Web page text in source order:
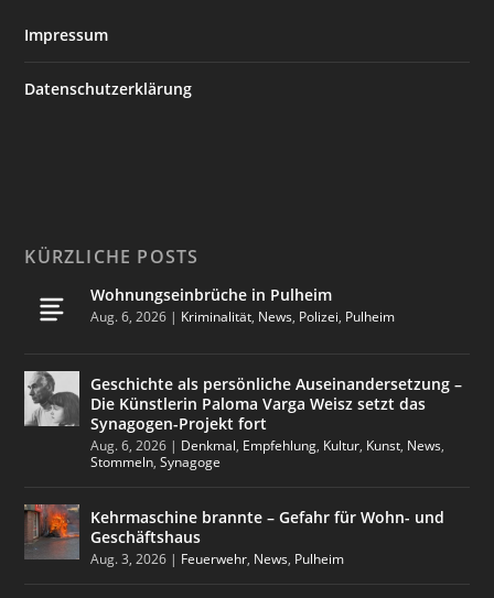
Impressum
Datenschutzerklärung
KÜRZLICHE POSTS
Wohnungseinbrüche in Pulheim
Aug. 6, 2026 | Kriminalität, News, Polizei, Pulheim
Geschichte als persönliche Auseinandersetzung –
Die Künstlerin Paloma Varga Weisz setzt das
Synagogen-Projekt fort
Aug. 6, 2026 | Denkmal, Empfehlung, Kultur, Kunst, News,
Stommeln,Synagoge
Kehrmaschine brannte – Gefahr für Wohn- und
Geschäftshaus
Aug. 3, 2026 | Feuerwehr, News, Pulheim